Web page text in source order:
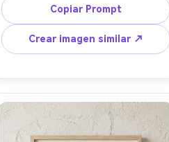
delicadas flores y lavados suaves,
letras modernas con serif elegantes
para la línea de brindis, acentos
pasteles equilibrados con tonos
dpi, tomada en 85mm, luz difusa de
caja, paspartú blanco limpio, textura
de papel realista --ar 4:5
Copiar Prompt
Crear imagen similar ↗